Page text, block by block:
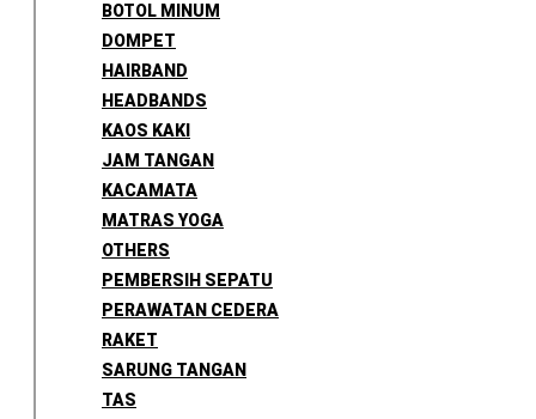
BOTOL MINUM
DOMPET
HAIRBAND
HEADBANDS
KAOS KAKI
JAM TANGAN
KACAMATA
MATRAS YOGA
OTHERS
PEMBERSIH SEPATU
PERAWATAN CEDERA
RAKET
SARUNG TANGAN
TAS